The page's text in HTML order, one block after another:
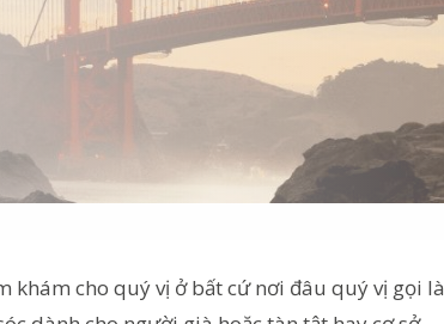
khám cho quý vị ở bất cứ nơi đâu quý vị gọi là